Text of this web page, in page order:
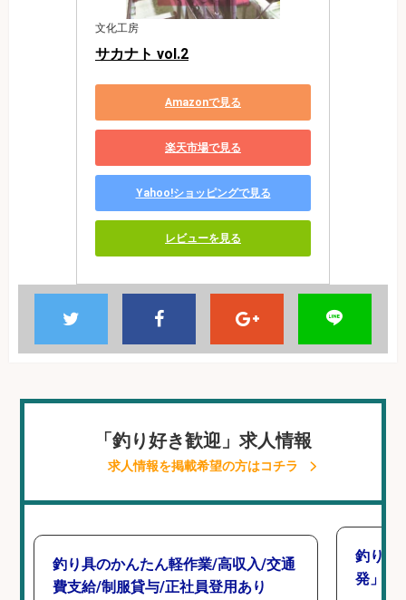
文化工房
サカナト vol.2
Amazonで見る
楽天市場で見る
Yahoo!ショッピングで見る
レビューを見る
「釣り好き歓迎」求人情報
求人情報を掲載希望の方はコチラ
釣り具のかんたん軽作業/高収入/交通
費支給/制服貸与/正社員登用あり
釣り好
発」/